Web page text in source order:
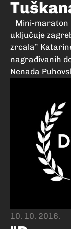
Mini-maraton
uključuje
zrcala”
nagrađivanih
Nenada
10. 10. 2016.